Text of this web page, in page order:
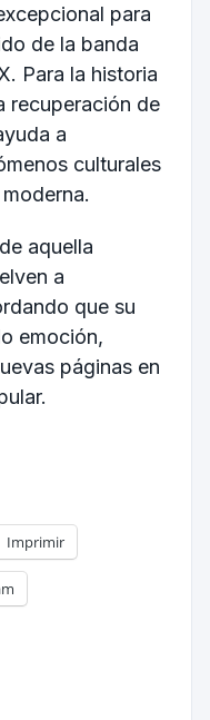
para
de la banda
Para la historia
recuperación de
a
culturales
aquella
a
que su
emoción,
páginas en
Imprimir